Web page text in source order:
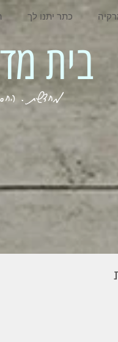
כתר יתנו לך
מחדשת . החסר . המלא . שבי
בית מדרש אשה